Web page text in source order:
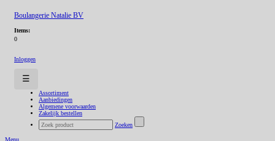
Boulangerie Natalie BV
Items:
0
Inloggen
☰
Assortiment
Aanbiedingen
Algemene voorwaarden
Zakelijk bestellen
Zoeken
Menu